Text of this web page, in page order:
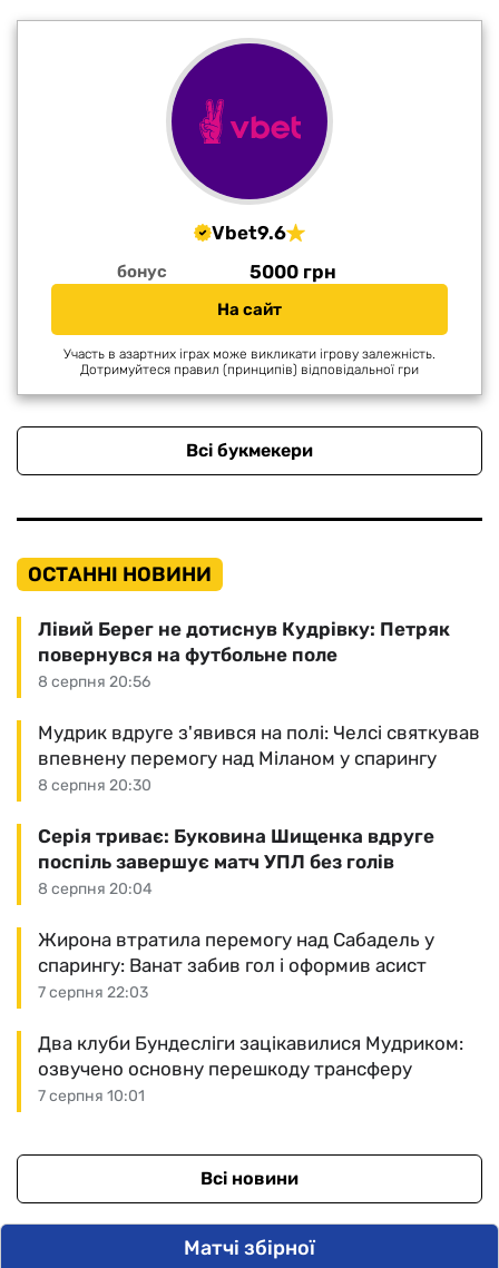
Vbet9.6
бонус 5000 грн
На сайт
Участь в азартних іграх може викликати ігрову залежність.
Дотримуйтеся правил (принципів) відповідальної гри
Всі букмекери
ОСТАННІ НОВИНИ
8 серпня 20:56
Лівий Берег не дотиснув Кудрівку: Петряк
повернувся на футбольне поле
8 серпня 20:30
Мудрик вдруге з'явився на полі: Челсі святкував
впевнену перемогу над Міланом у спарингу
8 серпня 20:04
Серія триває: Буковина Шищенка вдруге
поспіль завершує матч УПЛ без голів
7 серпня 22:03
Жирона втратила перемогу над Сабадель у
спарингу: Ванат забив гол і оформив асист
7 серпня 10:01
Два клуби Бундесліги зацікавилися Мудриком:
озвучено основну перешкоду трансферу
Всі новини
Матчі збірної